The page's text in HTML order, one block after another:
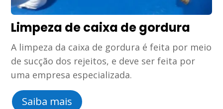
Limpeza de caixa de gordura
A limpeza da caixa de gordura é feita por meio
de sucção dos rejeitos, e deve ser feita por
uma empresa especializada.
Saiba mais